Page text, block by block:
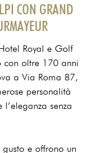
CON GRAND
Royal e Golf
con oltre 170 anni
a Via Roma 87,
personalità
senza
e offrono un